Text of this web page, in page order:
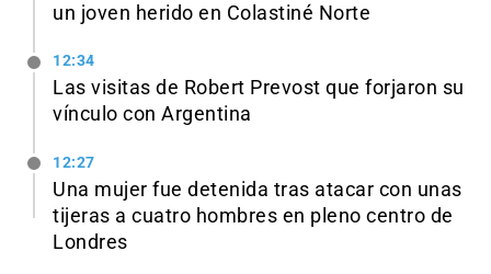
un joven herido en Colastiné Norte
12:34
Las visitas de Robert Prevost que forjaron su
vínculo con Argentina
12:27
Una mujer fue detenida tras atacar con unas
tijeras a cuatro hombres en pleno centro de
Londres